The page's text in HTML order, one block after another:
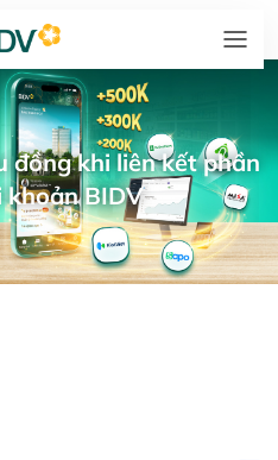
đồng khi liên kết phần
khoản BIDV